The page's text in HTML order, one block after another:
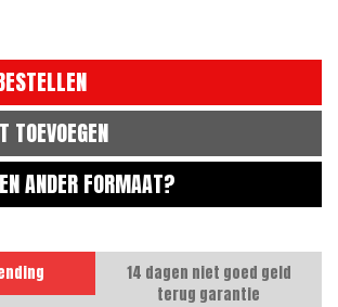
TOEVOEGEN
ANDER FORMAAT?
14 dagen niet goed geld
terug garantie